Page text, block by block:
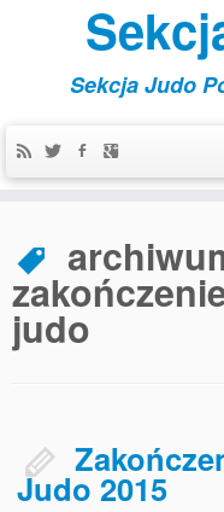
Sekcja Judo
judo
Judo 2015